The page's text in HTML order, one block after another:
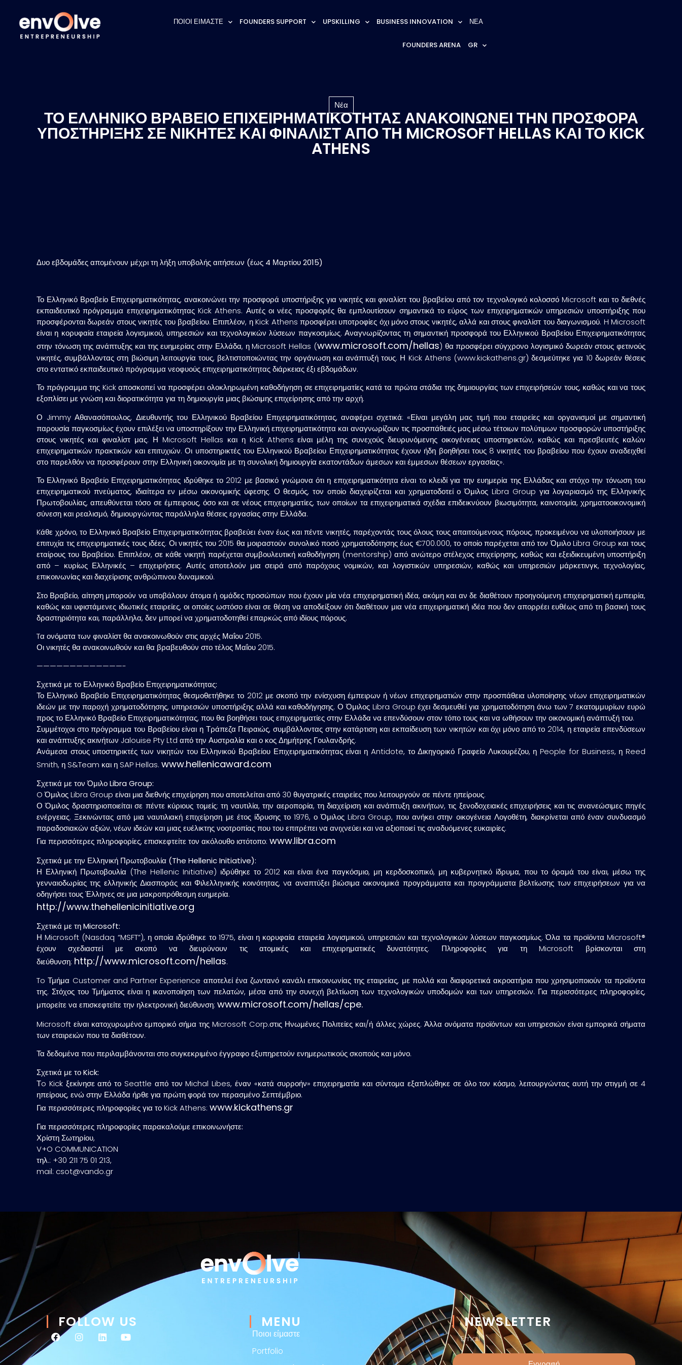
ΠΟΙΟΙ ΕΙΜΑΣΤΕ FOUNDERS SUPPORT UPSKILLING BUSINESS INNOVATION ΝΕΑ
FOUNDERS ARENA GR
Νέα
ΤΟ ΕΛΛΗΝΙΚΟ ΒΡΑΒΕΙΟ ΕΠΙΧΕΙΡΗΜΑΤΙΚΟΤΗΤΑΣ ΑΝΑΚΟΙΝΩΝΕΙ ΤΗΝ ΠΡΟΣΦΟΡΑ
ΥΠΟΣΤΗΡΙΞΗΣ ΣΕ ΝΙΚΗΤΕΣ ΚΑΙ ΦΙΝΑΛΙΣΤ ΑΠΟ ΤΗ MICROSOFT HELLAS ΚΑΙ ΤΟ KICK
ATHENS
Δυο εβδομάδες απομένουν μέχρι τη λήξη υποβολής αιτήσεων (έως 4 Μαρτίου 2015)
Το Ελληνικό Βραβείο Επιχειρηματικότητας, ανακοινώνει την προσφορά υποστήριξης για νικητές και φιναλίστ του βραβείου από τον τεχνολογικό κολοσσό Microsoft και το διεθνές
εκπαιδευτικό πρόγραμμα επιχειρηματικότητας Kick Athens. Αυτές οι νέες προσφορές θα εμπλουτίσουν σημαντικά το εύρος των επιχειρηματικών υπηρεσιών υποστήριξης που
προσφέρονται δωρεάν στους νικητές του βραβείου. Επιπλέον, η Kick Athens προσφέρει υποτροφίες όχι μόνο στους νικητές, αλλά και στους φιναλίστ του διαγωνισμού. H Microsoft
είναι η κορυφαία εταιρεία λογισμικού, υπηρεσιών και τεχνολογικών λύσεων παγκοσμίως. Αναγνωρίζοντας τη σημαντική προσφορά του Ελληνικού Βραβείου Επιχειρηματικότητας
στην τόνωση της ανάπτυξης και της ευημερίας στην Ελλάδα, η Microsoft Hellas (www.microsoft.com/hellas) θα προσφέρει σύγχρονο λογισμικό δωρεάν στους φετινούς
νικητές, συμβάλλοντας στη βιώσιμη λειτουργία τους, βελτιστοποιώντας την οργάνωση και ανάπτυξή τους. Η Kick Athens (www.kickathens.gr) δεσμεύτηκε για 10 δωρεάν θέσεις
στο εντατικό εκπαιδευτικό πρόγραμμα νεοφυούς επιχειρηματικότητας διάρκειας έξι εβδομάδων.
Το πρόγραμμα της Kick αποσκοπεί να προσφέρει ολοκληρωμένη καθοδήγηση σε επιχειρηματίες κατά τα πρώτα στάδια της δημιουργίας των επιχειρήσεών τους, καθώς και να τους
εξοπλίσει με γνώση και διορατικότητα για τη δημιουργία μιας βιώσιμης επιχείρησης από την αρχή.
Ο Jimmy Αθανασόπουλος, Διευθυντής του Ελληνικού Βραβείου Επιχειρηματικότητας, αναφέρει σχετικά: «Είναι μεγάλη μας τιμή που εταιρείες και οργανισμοί με σημαντική
παρουσία παγκοσμίως έχουν επιλέξει να υποστηρίξουν την Ελληνική επιχειρηματικότητα και αναγνωρίζουν τις προσπάθειές μας μέσω τέτοιων πολύτιμων προσφορών υποστήριξης
στους νικητές και φιναλίστ μας. Η Microsoft Hellas και η Kick Athens είναι μέλη της συνεχούς διευρυνόμενης οικογένειας υποστηρικτών, καθώς και πρεσβευτές καλών
επιχειρηματικών πρακτικών και επιτυχιών. Οι υποστηρικτές του Ελληνικού Βραβείου Επιχειρηματικότητας έχουν ήδη βοηθήσει τους 8 νικητές του βραβείου που έχουν αναδειχθεί
στο παρελθόν να προσφέρουν στην Ελληνική οικονομία με τη συνολική δημιουργία εκατοντάδων άμεσων και έμμεσων θέσεων εργασίας».
Το Ελληνικό Βραβείο Επιχειρηματικότητας ιδρύθηκε το 2012 με βασικό γνώμονα ότι η επιχειρηματικότητα είναι το κλειδί για την ευημερία της Ελλάδας και στόχο την τόνωση του
επιχειρηματικού πνεύματος, ιδιαίτερα εν μέσω οικονομικής ύφεσης. Ο θεσμός, τον οποίο διαχειρίζεται και χρηματοδοτεί ο Όμιλος Libra Group για λογαριασμό της Ελληνικής
Πρωτοβουλίας, απευθύνεται τόσο σε έμπειρους, όσο και σε νέους επιχειρηματίες, των οποίων τα επιχειρηματικά σχέδια επιδεικνύουν βιωσιμότητα, καινοτομία, χρηματοοικονομική
σύνεση και ρεαλισμό, δημιουργώντας παράλληλα θέσεις εργασίας στην Ελλάδα.
Kάθε χρόνο, το Ελληνικό Βραβείο Επιχειρηματικότητας βραβεύει έναν έως και πέντε νικητές, παρέχοντάς τους όλους τους απαιτούμενους πόρους, προκειμένου να υλοποιήσουν με
επιτυχία τις επιχειρηματικές τους ιδέες. Οι νικητές του 2015 θα μοιραστούν συνολικό ποσό χρηματοδότησης έως €700.000, το οποίο παρέχεται από τον Όμιλο Libra Group και τους
εταίρους του Βραβείου. Επιπλέον, σε κάθε νικητή παρέχεται συμβουλευτική καθοδήγηση (mentorship) από ανώτερο στέλεχος επιχείρησης, καθώς και εξειδικευμένη υποστήριξη
από – κυρίως Ελληνικές – επιχειρήσεις. Αυτές αποτελούν μια σειρά από παρόχους νομικών, και λογιστικών υπηρεσιών, καθώς και υπηρεσιών μάρκετινγκ, τεχνολογίας,
επικοινωνίας και διαχείρισης ανθρώπινου δυναμικού.
Στο Βραβείο, αίτηση μπορούν να υποβάλουν άτομα ή ομάδες προσώπων που έχουν μία νέα επιχειρηματική ιδέα, ακόμη και αν δε διαθέτουν προηγούμενη επιχειρηματική εμπειρία,
καθώς και υφιστάμενες ιδιωτικές εταιρείες, οι οποίες ωστόσο είναι σε θέση να αποδείξουν ότι διαθέτουν μια νέα επιχειρηματική ιδέα που δεν απορρέει ευθέως από τη βασική τους
δραστηριότητα και, παράλληλα, δεν μπορεί να χρηματοδοτηθεί επαρκώς από ιδίους πόρους.
Tα ονόματα των φιναλίστ θα ανακοινωθούν στις αρχές Μαΐου 2015.
Οι νικητές θα ανακοινωθούν και θα βραβευθούν στο τέλος Μαΐου 2015.
—————————————-
Σχετικά με το Ελληνικό Βραβείο Επιχειρηματικότητας:
Το Ελληνικό Βραβείο Επιχειρηματικότητας θεσμοθετήθηκε το 2012 με σκοπό την ενίσχυση έμπειρων ή νέων επιχειρηματιών στην προσπάθεια υλοποίησης νέων επιχειρηματικών
ιδεών με την παροχή χρηματοδότησης, υπηρεσιών υποστήριξης αλλά και καθοδήγησης. Ο Όμιλος Libra Group έχει δεσμευθεί για χρηματοδότηση άνω των 7 εκατομμυρίων ευρώ
προς το Ελληνικό Βραβείο Επιχειρηματικότητας, που θα βοηθήσει τους επιχειρηματίες στην Ελλάδα να επενδύσουν στον τόπο τους και να ωθήσουν την οικονομική ανάπτυξή του.
Συμμέτοχοι στο πρόγραμμα του Βραβείου είναι η Τράπεζα Πειραιώς, συμβάλλοντας στην κατάρτιση και εκπαίδευση των νικητών και όχι μόνο από το 2014, η εταιρεία επενδύσεων
και ανάπτυξης ακινήτων Jalouise Pty Ltd από την Αυστραλία και ο κος Δημήτρης Γουλανδρής.
Ανάμεσα στους υποστηρικτές των νικητών του Ελληνικού Βραβείου Επιχειρηματικότητας είναι η Antidote, το Δικηγορικό Γραφείο Λυκουρέζου, η People for Business, η Reed
Smith, η S&Team και η SAP Hellas. www.hellenicaward.com
Σχετικά με τον Όμιλο Libra Group:
O Όμιλος Libra Group είναι μια διεθνής επιχείρηση που αποτελείται από 30 θυγατρικές εταιρείες που λειτουργούν σε πέντε ηπείρους.
Ο Όμιλος δραστηριοποιείται σε πέντε κύριους τομείς: τη ναυτιλία, την αεροπορία, τη διαχείριση και ανάπτυξη ακινήτων, τις ξενοδοχειακές επιχειρήσεις και τις ανανεώσιμες πηγές
ενέργειας. Ξεκινώντας από μια ναυτιλιακή επιχείρηση με έτος ίδρυσης το 1976, ο Όμιλος Libra Group, που ανήκει στην οικογένεια Λογοθέτη, διακρίνεται από έναν συνδυασμό
παραδοσιακών αξιών, νέων ιδεών και μιας ευέλικτης νοοτροπίας που του επιτρέπει να ανιχνεύει και να αξιοποιεί τις αναδυόμενες ευκαιρίες.
Για περισσότερες πληροφορίες, επισκεφτείτε τον ακόλουθο ιστότοπο: www.libra.com
Σχετικά με την Ελληνική Πρωτοβουλία (The Hellenic Initiative):
Η Ελληνική Πρωτοβουλία (The Hellenic Initiative) ιδρύθηκε το 2012 και είναι ένα παγκόσμιο, μη κερδοσκοπικό, μη κυβερνητικό ίδρυμα, που το όραμά του είναι, μέσω της
γενναιοδωρίας της ελληνικής Διασποράς και Φιλελληνικής κοινότητας, vα αναπτύξει βιώσιμα οικονομικά προγράμματα και προγράμματα βελτίωσης των επιχειρήσεων για να
οδηγήσει τους Έλληνες σε μια μακροπρόθεσμη ευημερία.
http://www.thehellenicinitiative.org
Σχετικά με τη Microsoft:
Η Microsoft (Nasdaq “MSFT”), η οποία ιδρύθηκε το 1975, είναι η κορυφαία εταιρεία λογισμικού, υπηρεσιών και τεχνολογικών λύσεων παγκοσμίως. Όλα τα προϊόντα Microsoft®
έχουν σχεδιαστεί με σκοπό να διευρύνουν τις ατομικές και επιχειρηματικές δυνατότητες. Πληροφορίες για τη Microsoft βρίσκονται στη
διεύθυνση: http://www.microsoft.com/hellas.
To Τμήμα Customer and Partner Experience αποτελεί ένα ζωντανό κανάλι επικοινωνίας της εταιρείας, με πολλά και διαφορετικά ακροατήρια που χρησιμοποιούν τα προϊόντα
της. Στόχος του Τμήματος είναι η ικανοποίηση των πελατών, μέσα από την συνεχή βελτίωση των τεχνολογικών υποδομών και των υπηρεσιών. Για περισσότερες πληροφορίες,
μπορείτε να επισκεφτείτε την ηλεκτρονική διεύθυνση: www.microsoft.com/hellas/cpe.
Microsoft είναι κατοχυρωμένο εμπορικό σήμα της Microsoft Corp.στις Ηνωμένες Πολιτείες και/ή άλλες χώρες. Άλλα ονόματα προϊόντων και υπηρεσιών είναι εμπορικά σήματα
των εταιρειών που τα διαθέτουν.
Τα δεδομένα που περιλαμβάνονται στο συγκεκριμένο έγγραφο εξυπηρετούν ενημερωτικούς σκοπούς και μόνο.
Σχετικά με το Kick:
Τo Kick ξεκίνησε από το Seattle από τον Michal Libes, έναν «κατά συρροήν» επιχειρηματία και σύντομα εξαπλώθηκε σε όλο τον κόσμο, λειτουργώντας αυτή την στιγμή σε 4
ηπείρους, ενώ στην Ελλάδα ήρθε για πρώτη φορά τον περασμένο Σεπτέμβριο.
Για περισσότερες πληροφορίες για το Kick Athens: www.kickathens.gr
Για περισσότερες πληροφορίες παρακαλούμε επικοινωνήστε:
Χρίστη Σωτηρίου,
V+O COMMUNICATION
τηλ.: +30 211 75 01 213,
mail: csot@vando.gr
FOLLOW US MENU
Ποιοι είμαστε
Portfolio
NEWSLETTER